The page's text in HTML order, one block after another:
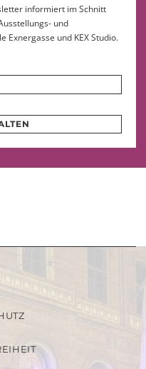
informiert im Schnitt
und
Exnergasse und KEX Studio.